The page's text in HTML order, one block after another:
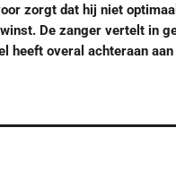
zorgt dat hij niet
De zanger vertelt in
heeft overal achteraan